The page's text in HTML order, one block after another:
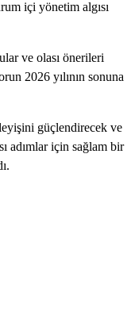
içi yönetim algısı
ve olası önerileri
2026 yılının sonuna
güçlendirecek ve
adımlar için sağlam bir